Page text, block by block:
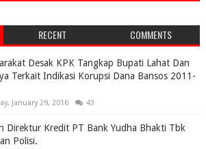
RECENT COMMENTS
Desak KPK Tangkap Bupati Lahat Dan
Terkait Indikasi Korupsi Dana Bansos 2011-
January 29, 2016 43
Direktur Kredit PT Bank Yudha Bhakti Tbk
Polisi.